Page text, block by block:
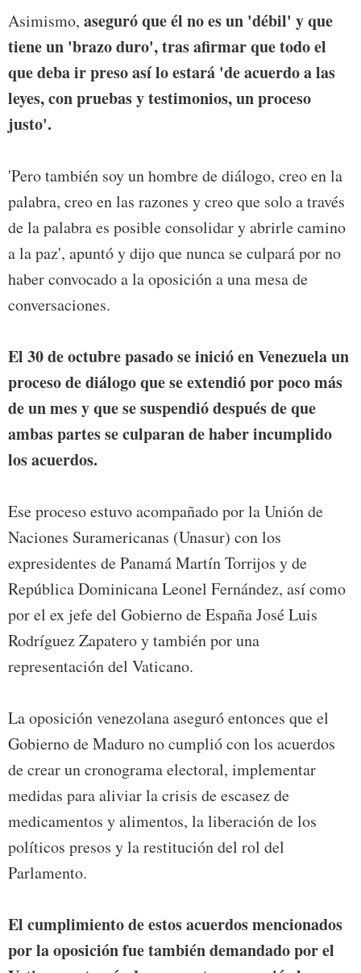
Asimismo, aseguró que él no es un 'débil' y que
tiene un 'brazo duro', tras afirmar que todo el
que deba ir preso así lo estará 'de acuerdo a las
leyes, con pruebas y testimonios, un proceso
justo'.
'Pero también soy un hombre de diálogo, creo en la
palabra, creo en las razones y creo que solo a través
de la palabra es posible consolidar y abrirle camino
a la paz', apuntó y dijo que nunca se culpará por no
haber convocado a la oposición a una mesa de
conversaciones.
El 30 de octubre pasado se inició en Venezuela un
proceso de diálogo que se extendió por poco más
de un mes y que se suspendió después de que
ambas partes se culparan de haber incumplido
los acuerdos.
Ese proceso estuvo acompañado por la Unión de
Naciones Suramericanas (Unasur) con los
expresidentes de Panamá Martín Torrijos y de
República Dominicana Leonel Fernández, así como
por el ex jefe del Gobierno de España José Luis
Rodríguez Zapatero y también por una
representación del Vaticano.
La oposición venezolana aseguró entonces que el
Gobierno de Maduro no cumplió con los acuerdos
de crear un cronograma electoral, implementar
medidas para aliviar la crisis de escasez de
medicamentos y alimentos, la liberación de los
políticos presos y la restitución del rol del
Parlamento.
El cumplimiento de estos acuerdos mencionados
por la oposición fue también demandado por el